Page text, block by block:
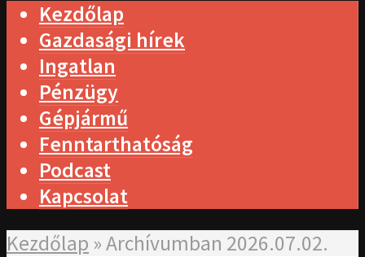
Kezdőlap
Gazdasági hírek
Ingatlan
Pénzügy
Gépjármű
Fenntarthatóság
Podcast
Kapcsolat
Kezdőlap »Archívumban 2026.07.02.